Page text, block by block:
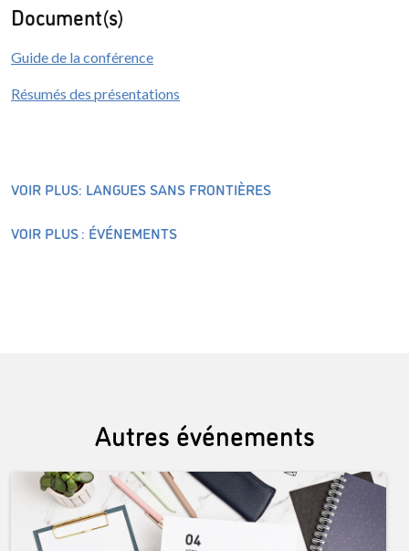
Document(s)
Guide de la conférence
Résumés des présentations
VOIR PLUS: LANGUES SANS FRONTIÈRES
VOIR PLUS : ÉVÉNEMENTS
Autres événements